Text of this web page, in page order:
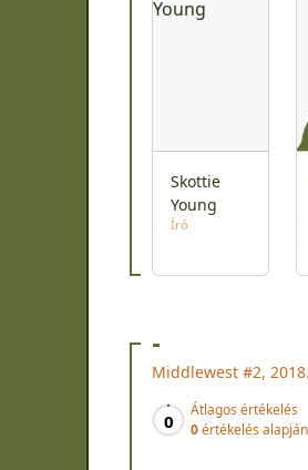
Skottie
Young
Író
-
Middlewest #2,
0
Átlagos értékelés
0értékelés alapján